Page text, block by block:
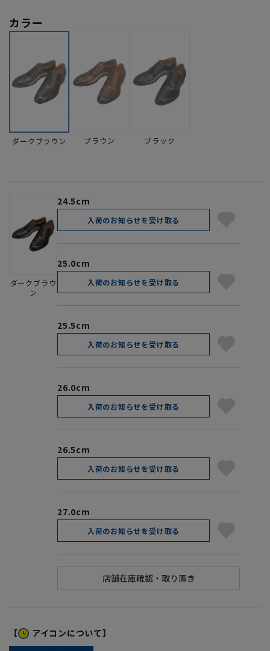
カラー
ダークブラウン ブラウン ブラック
ダークブラウ
ン
24.5cm
入荷のお知らせを受け取る
25.0cm
入荷のお知らせを受け取る
25.5cm
入荷のお知らせを受け取る
26.0cm
入荷のお知らせを受け取る
26.5cm
入荷のお知らせを受け取る
27.0cm
入荷のお知らせを受け取る
【 アイコンについて】